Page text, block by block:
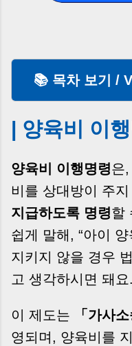
📚 목차 보기 /
| 양육비 이
양육비 이행명령은
비를 상대방이 주지
지급하도록 명령할
쉽게 말해, “아이
지키지 않을 경우
고 생각하시면 돼요.
이 제도는 「가사
영되며, 양육비를